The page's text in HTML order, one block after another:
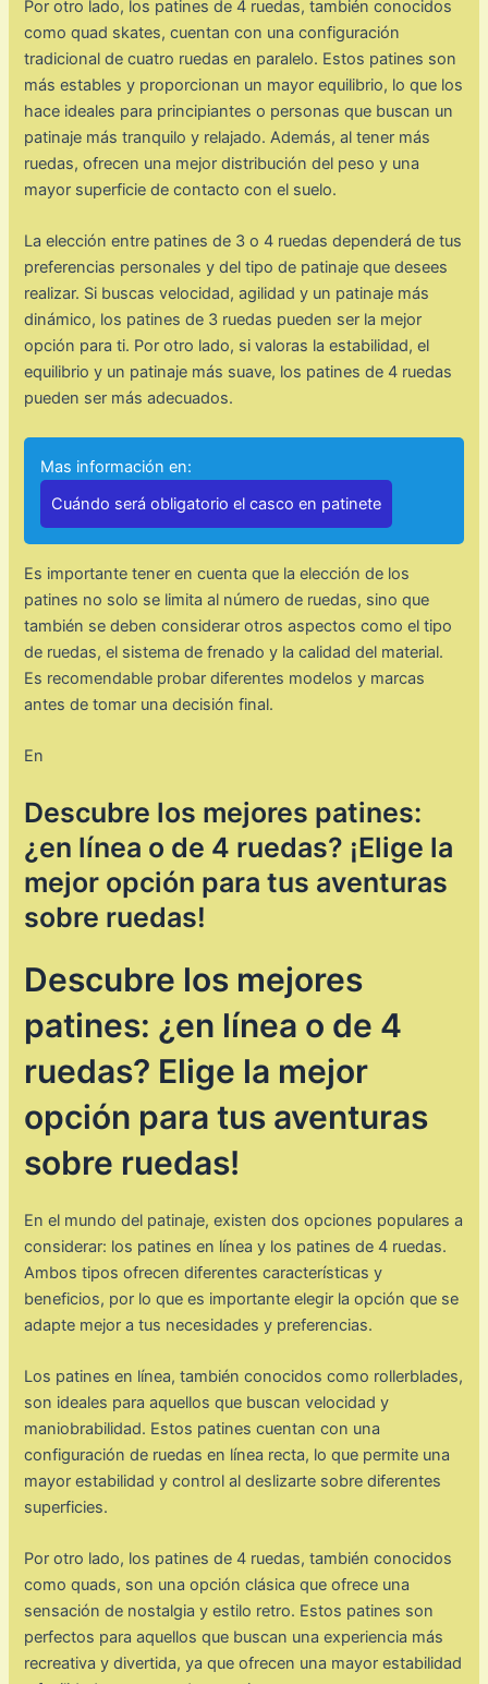
Por otro lado, los patines de 4 ruedas, también conocidos
como quad skates, cuentan con una configuración
tradicional de cuatro ruedas en paralelo. Estos patines son
más estables y proporcionan un mayor equilibrio, lo que los
hace ideales para principiantes o personas que buscan un
patinaje más tranquilo y relajado. Además, al tener más
ruedas, ofrecen una mejor distribución del peso y una
mayor superficie de contacto con el suelo.
La elección entre patines de 3 o 4 ruedas dependerá de tus
preferencias personales y del tipo de patinaje que desees
realizar. Si buscas velocidad, agilidad y un patinaje más
dinámico, los patines de 3 ruedas pueden ser la mejor
opción para ti. Por otro lado, si valoras la estabilidad, el
equilibrio y un patinaje más suave, los patines de 4 ruedas
pueden ser más adecuados.
Mas información en:
Cuándo será obligatorio el casco en patinete
Es importante tener en cuenta que la elección de los
patines no solo se limita al número de ruedas, sino que
también se deben considerar otros aspectos como el tipo
de ruedas, el sistema de frenado y la calidad del material.
Es recomendable probar diferentes modelos y marcas
antes de tomar una decisión final.
En
Descubre los mejores patines:
¿en línea o de 4 ruedas? ¡Elige la
mejor opción para tus aventuras
sobre ruedas!
Descubre los mejores
patines: ¿en línea o de 4
ruedas? Elige la mejor
opción para tus aventuras
sobre ruedas!
En el mundo del patinaje, existen dos opciones populares a
considerar: los patines en línea y los patines de 4 ruedas.
Ambos tipos ofrecen diferentes características y
beneficios, por lo que es importante elegir la opción que se
adapte mejor a tus necesidades y preferencias.
Los patines en línea, también conocidos como rollerblades,
son ideales para aquellos que buscan velocidad y
maniobrabilidad. Estos patines cuentan con una
configuración de ruedas en línea recta, lo que permite una
mayor estabilidad y control al deslizarte sobre diferentes
superficies.
Por otro lado, los patines de 4 ruedas, también conocidos
como quads, son una opción clásica que ofrece una
sensación de nostalgia y estilo retro. Estos patines son
perfectos para aquellos que buscan una experiencia más
recreativa y divertida, ya que ofrecen una mayor estabilidad